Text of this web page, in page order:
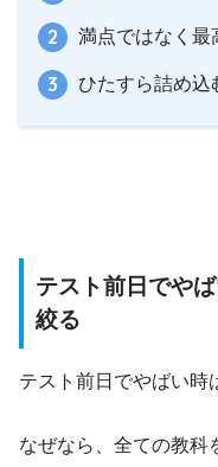
満点ではなく最
ひたすら詰め込
テスト前日でや
絞る
テスト前日でやばい時
なぜなら、全ての教科